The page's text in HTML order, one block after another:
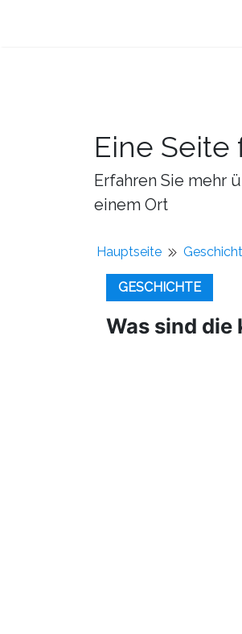
Eine
Erfahren Sie mehr
einem Ort
Hauptseite
GESCHICHTE
Was sind